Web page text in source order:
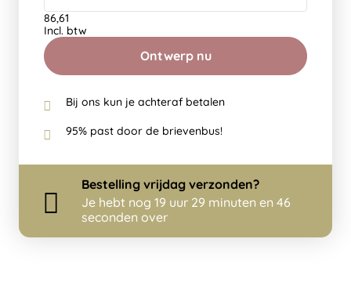
Ontwerp nu
86,61
Incl. btw
Bij ons kun je achteraf betalen
95% past door de brievenbus!
Bestelling vrijdag verzonden?
Je hebt nog 19 uur 29 minuten en 45
seconden over